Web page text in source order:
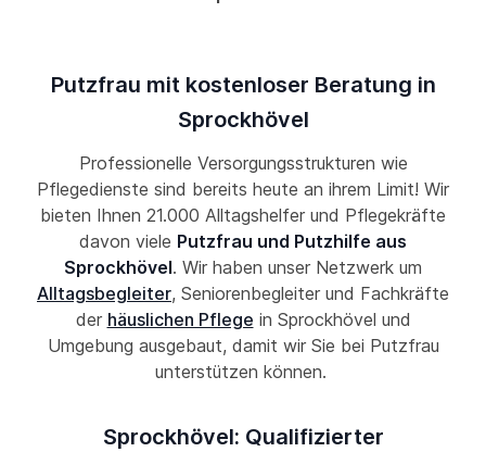
Putzfrau mit kostenloser Beratung in
Sprockhövel
Professionelle Versorgungsstrukturen wie
Pflegedienste sind bereits heute an ihrem Limit! Wir
bieten Ihnen 21.000 Alltagshelfer und Pflegekräfte
davon viele Putzfrau und Putzhilfe aus
Sprockhövel. Wir haben unser Netzwerk um
Alltagsbegleiter, Seniorenbegleiter und Fachkräfte
der häuslichen Pflege in Sprockhövel und
Umgebung ausgebaut, damit wir Sie bei Putzfrau
unterstützen können.
Sprockhövel: Qualifizierter